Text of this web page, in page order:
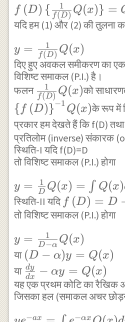
f\left(
D
\right)
\{
\frac {
1 }{
f\left(
D
\right)
}
Q(x)\}
=Q(x)
f (D) { f(D)
1 Q(x)} =
यदि हम (1) और (2) की तुलना
y=\frac
{ 1 }{
f\left(
D
\right)
} Q(x)
y = f(D)
1 Q(x)
दिए हुए अवकल समीकरण का एक
विशिष्ट समाकल (P.I.) है।
फलन \frac {
1 }{
f\left(
D
\right)
} Q(x)
f(D)
1 Q(x)को
{ f (D)}−1
Q(x)के रूप में
प्रकार हम देखते हैं कि f(D) तथा
प्रतिलोम (inverse) संकारक
स्थिति-I यदि f(D)=D
तो विशिष्ट समाकल (P.I.) होगा
y=\frac {
1 }{ D }
Q(x)=\int
{ Q(x) }
dx
y = D
1 Q(x) = ∫ Q(x)
स्थिति-II यदि f\left(
D
\right)
=D-
\alpha
f (D) = D
तो विशिष्ट समाकल (P.I.) होगा
y=\frac
{ 1 }{
D-
\alpha
} Q(x)
y = D−α
1 Q(x)
या (D-
\alpha
)y=Q(x)
(D − α)y = Q(x)
या \frac {
dy }{
dx } -
\alpha
dx
dy − αy = Q(x)
यह एक प्रथम कोटि का
जिसका हल (समाकल अचर छोड़ने
−ax −αx